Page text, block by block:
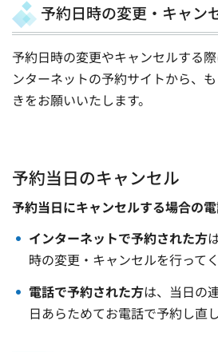
予約日時の変更・キャン
予約日時の変更やキャンセルする
ンターネットの予約サイトから、
きをお願いいたします。
予約当日のキャンセル
予約当日にキャンセルする場合の電
インターネットで予約された方
時の変更・キャンセルを行ってく
電話で予約された方は、当日の
日あらためてお電話で予約し直